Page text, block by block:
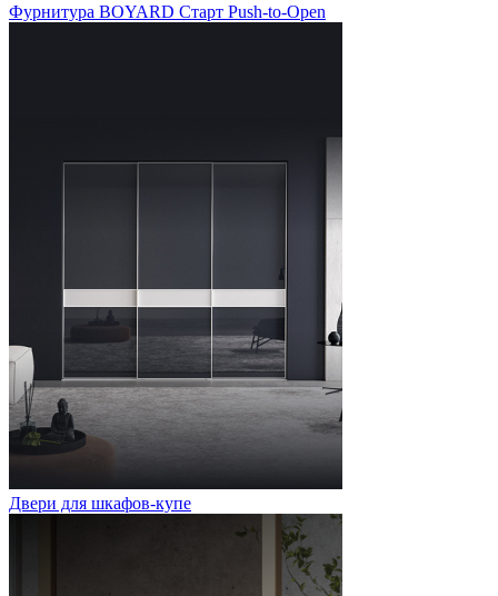
Фурнитура BOYARD Старт Push-to-Open
Двери для шкафов-купе